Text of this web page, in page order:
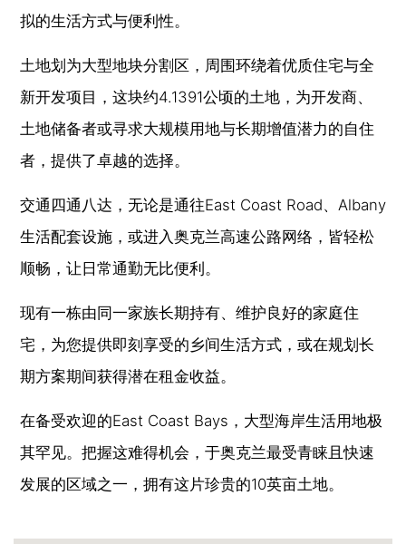
拟的生活方式与便利性。
土地划为大型地块分割区，周围环绕着优质住宅与全
新开发项目，这块约4.1391公顷的土地，为开发商、
土地储备者或寻求大规模用地与长期增值潜力的自住
者，提供了卓越的选择。
交通四通八达，无论是通往East Coast Road、Albany
生活配套设施，或进入奥克兰高速公路网络，皆轻松
顺畅，让日常通勤无比便利。
现有一栋由同一家族长期持有、维护良好的家庭住
宅，为您提供即刻享受的乡间生活方式，或在规划长
期方案期间获得潜在租金收益。
在备受欢迎的East Coast Bays，大型海岸生活用地极
其罕见。把握这难得机会，于奥克兰最受青睐且快速
发展的区域之一，拥有这片珍贵的10英亩土地。